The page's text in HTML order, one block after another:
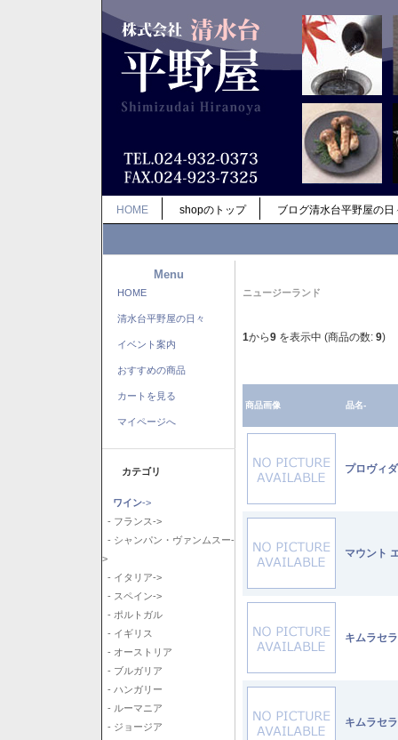
HOME shopのトップ ブログ清水台平野屋の日
Menu
HOME
清水台平野屋の日々
イベント案内
おすすめの商品
カートを見る
マイページへ
カテゴリ
ワイン->
- フランス->
- シャンパン・ヴァンムスー-
>
- イタリア->
- スペイン->
- ポルトガル
- イギリス
- オーストリア
- ブルガリア
- ハンガリー
- ルーマニア
- ジョージア
ニュージーランド
1から9 を表示中 (商品の数: 9)
商品画像 品名-
プロヴィ
マウント
キムラセ
キムラセ